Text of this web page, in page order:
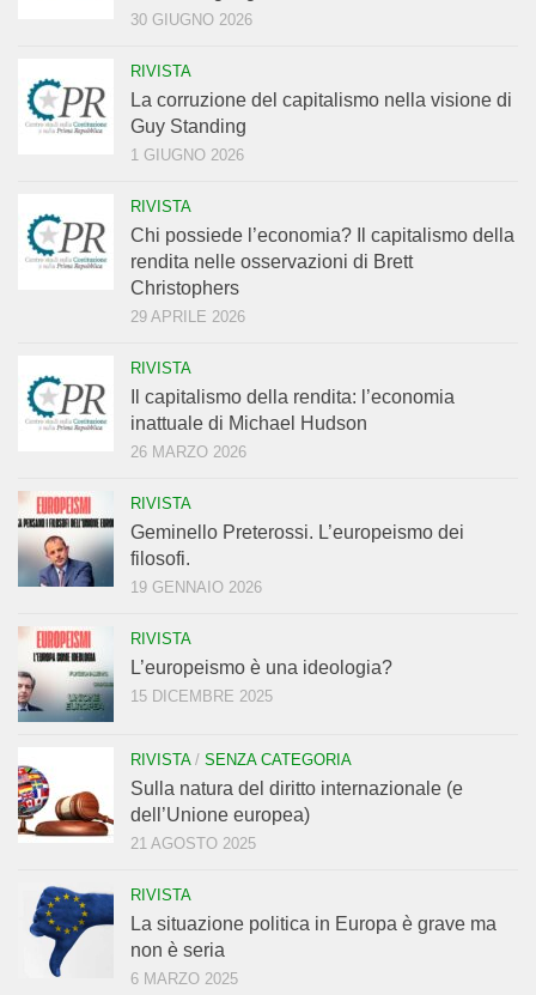
30 GIUGNO 2026
RIVISTA
La corruzione del capitalismo nella visione di
Guy Standing
1 GIUGNO 2026
RIVISTA
Chi possiede l’economia? Il capitalismo della
rendita nelle osservazioni di Brett
Christophers
29 APRILE 2026
RIVISTA
Il capitalismo della rendita: l’economia
inattuale di Michael Hudson
26 MARZO 2026
RIVISTA
Geminello Preterossi. L’europeismo dei
filosofi.
19 GENNAIO 2026
RIVISTA
L’europeismo è una ideologia?
15 DICEMBRE 2025
RIVISTA/ SENZA CATEGORIA
Sulla natura del diritto internazionale (e
dell’Unione europea)
21 AGOSTO 2025
RIVISTA
La situazione politica in Europa è grave ma
non è seria
6 MARZO 2025